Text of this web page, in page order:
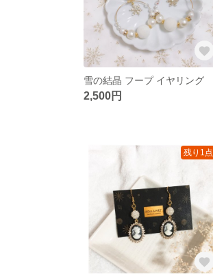
雪の結晶 フープ イヤリング
2,500円
残り1点